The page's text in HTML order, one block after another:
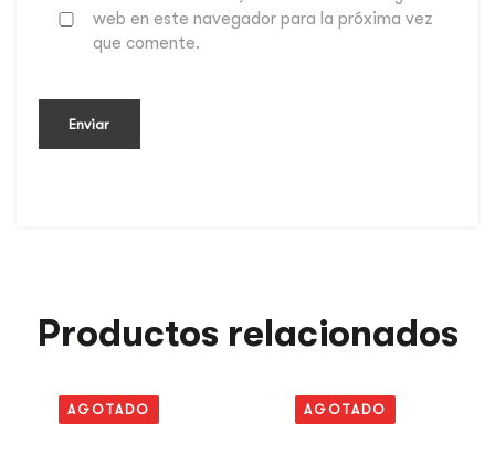
web en este navegador para la próxima vez
que comente.
Productos relacionados
AGOTADO AGOTADO